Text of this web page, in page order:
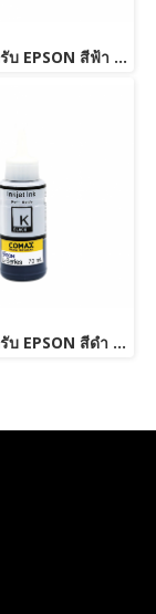
หมึกเติมสำหรับ EPSON สีฟ้า 70 ml. โคแมกซ์
หมึกเติมสำหรับ EPSON สีดำ 70 ml. โคแมกซ์